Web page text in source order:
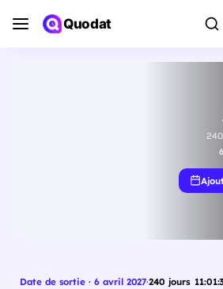
Quodat
240
Date de sortie · 6 avril 2027·240 jours 11:01: